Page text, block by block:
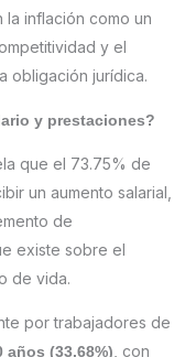
la inflación como un
y el
obligación jurídica.
y prestaciones?
que el 73.75% de
un aumento salarial,
de
existe sobre el
de vida.
por trabajadores de
años (33.68%) , con